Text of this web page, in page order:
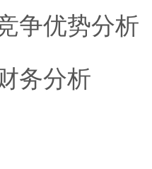
争优势分析
务分析